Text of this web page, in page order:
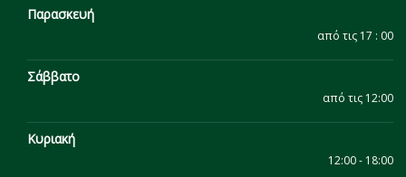
Παρασκευή
από τις 17 : 00
Σάββατο
από τις 12:00
Κυριακή
12:00 - 18:00